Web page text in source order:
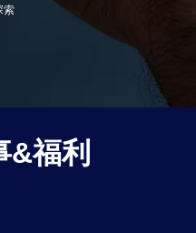
索
&福利